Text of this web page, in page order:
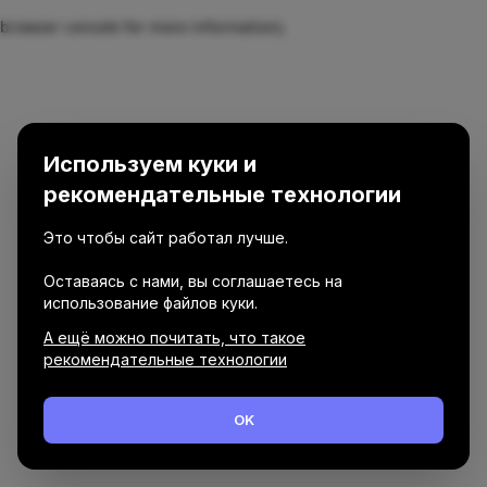
browser console for more information)
Используем куки и
рекомендательные технологии
Это чтобы сайт работал лучше.
Оставаясь с нами, вы соглашаетесь на
использование файлов куки.
А ещё можно почитать, что такое
рекомендательные технологии
OK